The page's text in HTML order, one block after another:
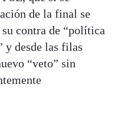
de la final se
contra de “política
y desde las filas
“veto” sin